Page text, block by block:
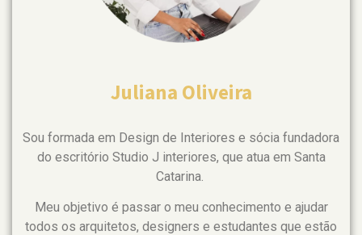
Juliana Oliveira
Sou formada em Design de Interiores e sócia fundadora
do escritório Studio J interiores, que atua em Santa
Catarina.
Meu objetivo é passar o meu conhecimento e ajudar
todos os arquitetos, designers e estudantes que estão